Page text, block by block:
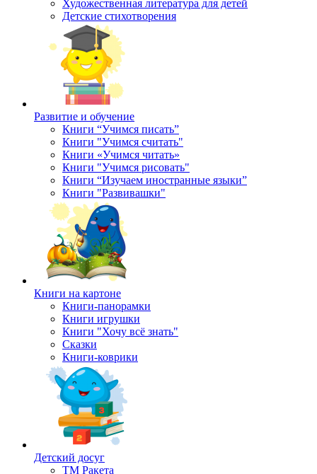
Художественная литература для детей
Детские стихотворения
Развитие и обучение
Книги “Учимся писать”
Книги "Учимся считать"
Книги «Учимся читать»
Книги "Учимся рисовать"
Книги “Изучаем иностранные языки”
Книги "Развивашки"
Книги на картоне
Книги-панорамки
Книги игрушки
Книги "Хочу всё знать"
Сказки
Книги-коврики
Детский досуг
ТМ Ракета